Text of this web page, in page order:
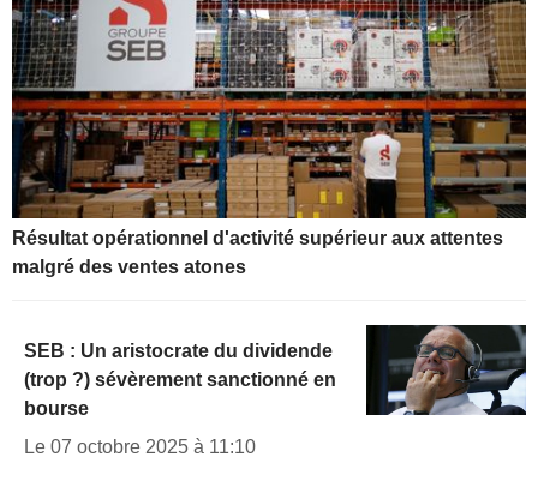
Résultat opérationnel d'activité supérieur aux attentes
malgré des ventes atones
SEB : Un aristocrate du dividende
(trop ?) sévèrement sanctionné en
bourse
Le 07 octobre 2025 à 11:10